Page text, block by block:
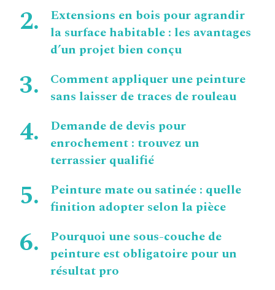
Extensions en bois pour agrandir
la surface habitable : les avantages
d’un projet bien conçu
Comment appliquer une peinture
sans laisser de traces de rouleau
Demande de devis pour
enrochement : trouvez un
terrassier qualifié
Peinture mate ou satinée : quelle
finition adopter selon la pièce
Pourquoi une sous-couche de
peinture est obligatoire pour un
résultat pro